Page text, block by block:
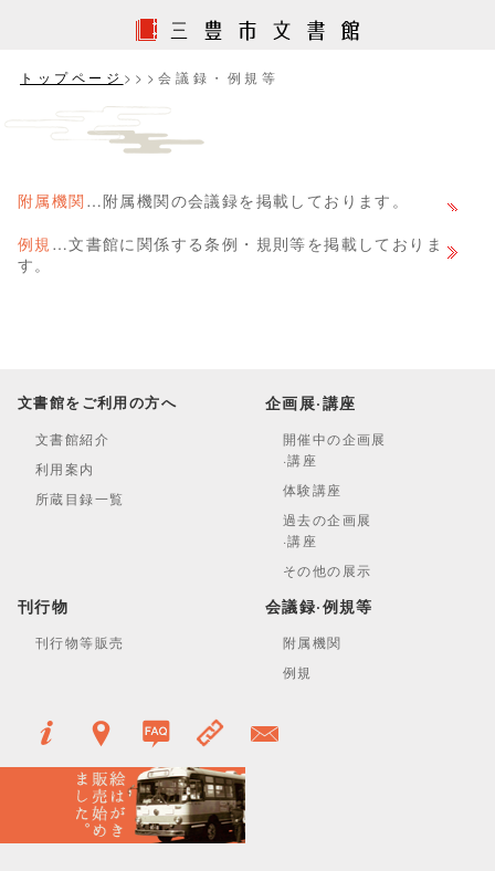
トップページ >>>会議録・例規等
附属機関 …附属機関の会議録を掲載しております。
例規 …文書館に関係する条例・規則等を掲載しておりま
す。
文書館をご利用の方へ
文書館紹介
利用案内
所蔵目録一覧
企画展·講座
開催中の企画展
·講座
体験講座
過去の企画展
·講座
その他の展示
刊行物
刊行物等販売
会議録·例規等
附属機関
例規